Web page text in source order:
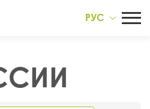
РУС